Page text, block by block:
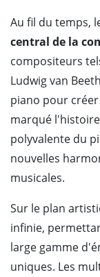
Au fil du temps,
central de la
compositeurs
Ludwig van
piano pour
marqué
polyvalente du
nouvelles
musicales.
Sur le plan
infinie,
large gamme
uniques. Les